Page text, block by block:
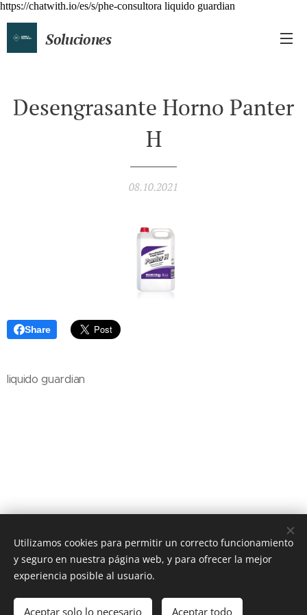
https://chatwith.io/es/s/phe-consultora liquido guardian
Soluciones
Desengrasante Horno Panter
H
08.10.2021
Share
liquido guardian
© 2012 Química Solutions Todos los derechos reservados.
Utilizamos cookies para permitir un correcto funcionamiento
y seguro en nuestra página web, y para ofrecer la mejor
experiencia posible al usuario.
Aceptar solo lo necesario Aceptar todo